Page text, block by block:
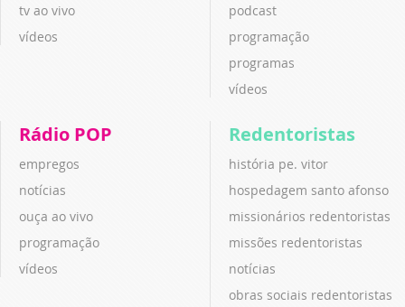
tv ao vivo
vídeos
podcast
programação
programas
vídeos
Rádio POP
empregos
notícias
ouça ao vivo
programação
vídeos
Redentoristas
história pe. vitor
hospedagem santo afonso
missionários redentoristas
missões redentoristas
notícias
obras sociais redentoristas